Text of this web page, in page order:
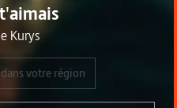
Kurys
votre région